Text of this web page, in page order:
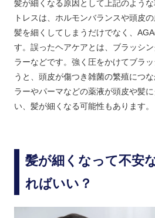
髪が細くなる原因として上記のよう
トレスは、ホルモンバランスや頭皮
髪を細くしてしまうだけでなく、
す。誤ったヘアケアとは、ブラッシ
ラーなどです。強く圧をかけてブラ
うと、頭皮が傷つき雑菌の繁殖につ
ラーやパーマなどの薬液が頭皮や髪
い、髪が細くなる可能性もあります。
髪が細くなって不安
ればいい？